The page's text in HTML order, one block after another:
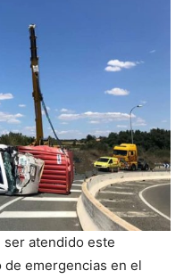
ser atendido este
emergencias en el